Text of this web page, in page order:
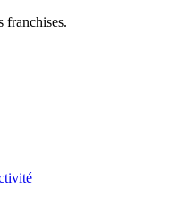
franchises.